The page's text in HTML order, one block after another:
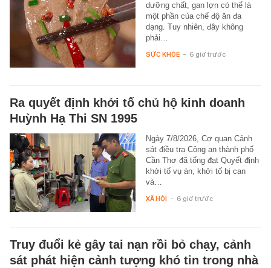
dưỡng chất, gan lợn có thể là
một phần của chế độ ăn đa
dạng. Tuy nhiên, đây không
phải…
SỨC KHỎE - 6 giờ trước
Ra quyết định khởi tố chủ hộ kinh doanh
Huỳnh Hạ Thi SN 1995
Ngày 7/8/2026, Cơ quan Cảnh
sát điều tra Công an thành phố
Cần Thơ đã tống đạt Quyết định
khởi tố vụ án, khởi tố bị can
và…
XÃ HỘI - 6 giờ trước
Truy đuổi kẻ gây tai nạn rồi bỏ chạy, cảnh
sát phát hiện cảnh tượng khó tin trong nhà